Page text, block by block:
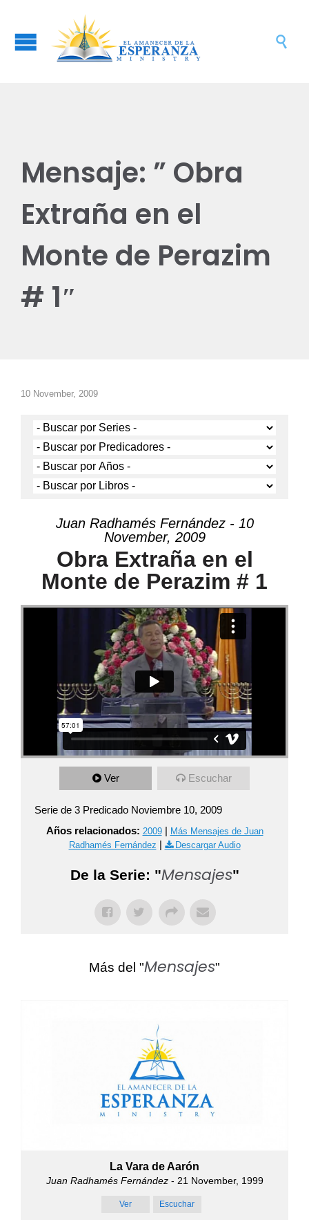

Mensaje: ” Obra
Extraña en el
Monte de Perazim
# 1″
10 November, 2009
Juan Radhamés Fernández - 10
November, 2009
Obra Extraña en el
Monte de Perazim # 1
Ver Escuchar
Serie de 3 Predicado Noviembre 10, 2009
Años relacionados: 2009| Más Mensajes de Juan
Radhamés Fernández | Descargar Audio
De la Serie: "Mensajes"
Más del "Mensajes"
La Vara de Aarón
Juan Radhamés Fernández- 21 November, 1999
Ver Escuchar